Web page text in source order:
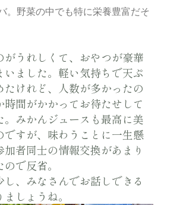
。野菜の中でも特に栄養豊富だそ
がうれしくて、おやつが豪華
いました。軽い気持ちで天ぷ
たけれど、人数が多かったの
時間がかかってお待たせして
。みかんジュースも最高に美
ですが、味わうことに一生懸
者同士の情報交換があまり
で反省。
し、みなさんでお話しできる
しょうね。